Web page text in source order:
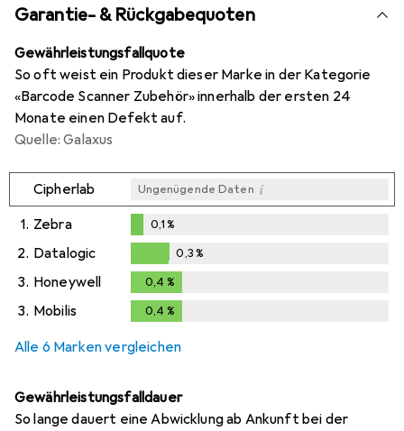
Garantie- & Rückgabequoten
Gewährleistungsfallquote
So oft weist ein Produkt dieser Marke in der Kategorie
«Barcode Scanner Zubehör» innerhalb der ersten 24
Monate einen Defekt auf.
Quelle: Galaxus
Cipherlab Ungenügende Daten i
1. Zebra
%
0,1%
2. Datalogic
0,3%
0,3%
3. Honeywell 0,4 %
3. Mobilis 0,4 %
Alle 6 Marken vergleichen
Gewährleistungsfalldauer
So lange dauert eine Abwicklung ab Ankunft bei der